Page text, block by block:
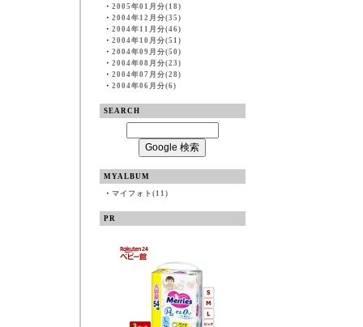
・ 2005年01月分(18)
・ 2004年12月分(35)
・ 2004年11月分(46)
・ 2004年10月分(51)
・ 2004年09月分(50)
・ 2004年08月分(23)
・ 2004年07月分(28)
・ 2004年06月分(6)
SEARCH
MYALBUM
・ マイフォト(11)
PR